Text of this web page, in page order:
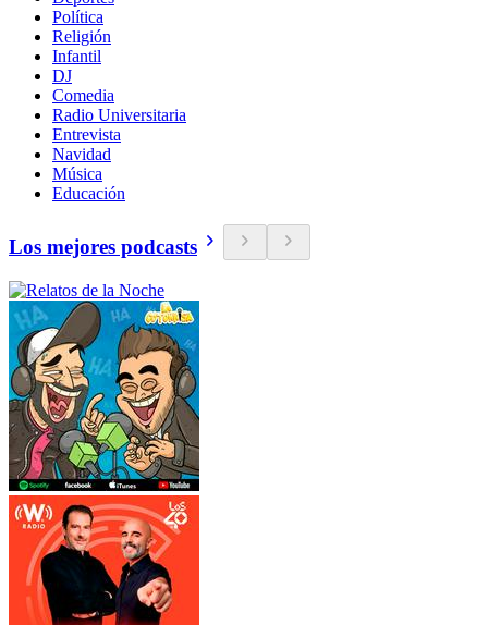
Política
Religión
Infantil
DJ
Comedia
Radio Universitaria
Entrevista
Navidad
Música
Educación
Los mejores podcasts